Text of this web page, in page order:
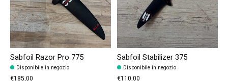
Sabfoil Razor Pro 775
Disponibile in negozio
€185,00
Sabfoil Stabilizer 375
Disponibile in negozio
€110,00